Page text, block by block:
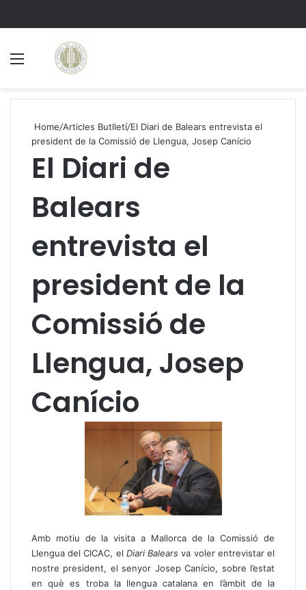
Home/Articles Butlletí/El Diari de Balears entrevista el
president de la Comissió de Llengua, Josep Canício
El Diari de
Balears
entrevista el
president de la
Comissió de
Llengua, Josep
Canício
Amb motiu de la visita a Mallorca de la Comissió de
Llengua del CICAC, el Diari Balears va voler entrevistar el
nostre president, el senyor Josep Canício, sobre l’estat
en què es troba la llengua catalana en l’àmbit de la